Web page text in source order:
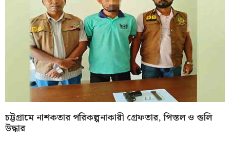
চট্টগ্রামে নাশকতার পরিকল্পনাকারী গ্রেফতার, পিস্তল ও গুলি
উদ্ধার